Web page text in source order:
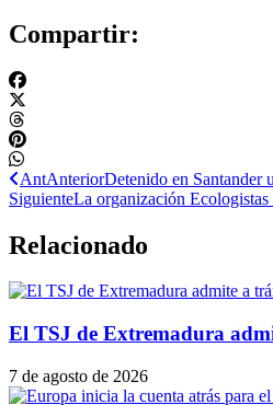
Compartir:
AntAnteriorDetenido en Santander
SiguienteLa organización
Relacionado
El TSJ de Extremadura
7 de agosto de 2026